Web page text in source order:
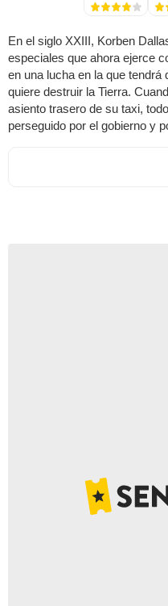
En el siglo XXIII, Korben
especiales que ahora ejerce
en una lucha en la que
quiere destruir la Tierra.
asiento trasero de su taxi,
perseguido por el gobierno y